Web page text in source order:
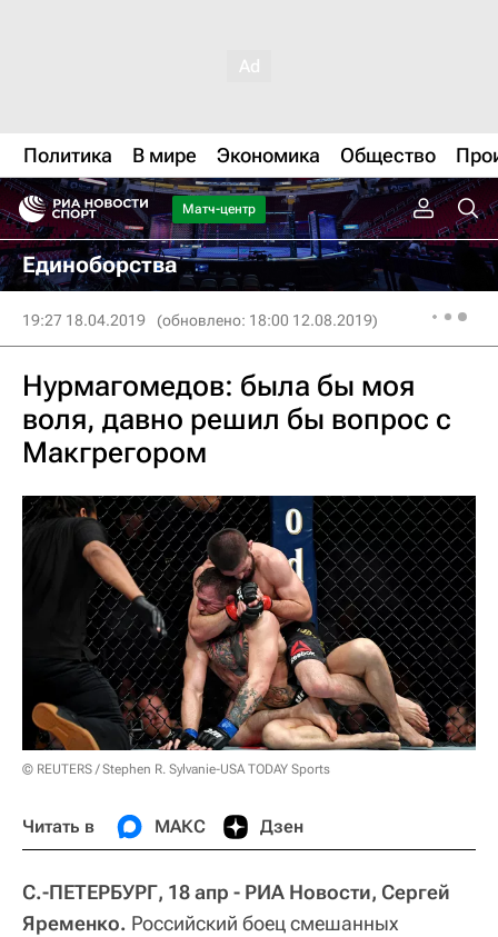
Политика В мире Экономика Общество
Матч-центр
Единоборства
19:27 18.04.2019 (обновлено: 18:00 12.08.2019)
Нурмагомедов: была бы моя
воля, давно решил бы вопрос с
Макгрегором
© REUTERS / Stephen R. Sylvanie-USA TODAY Sports
Читать в МАКС Дзен
С.-ПЕТЕРБУРГ, 18 апр - РИА Новости, Сергей
Яременко. Российский боец смешанных